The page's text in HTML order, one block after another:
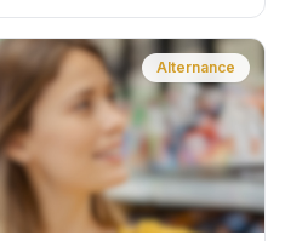
Alternance